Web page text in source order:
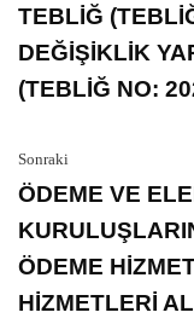
TEBLİĞ
DEĞİŞİKLİK
(TEBLİĞ NO:
Sonraki
ÖDEME VE
ÖDEME
HİZMETLERİ